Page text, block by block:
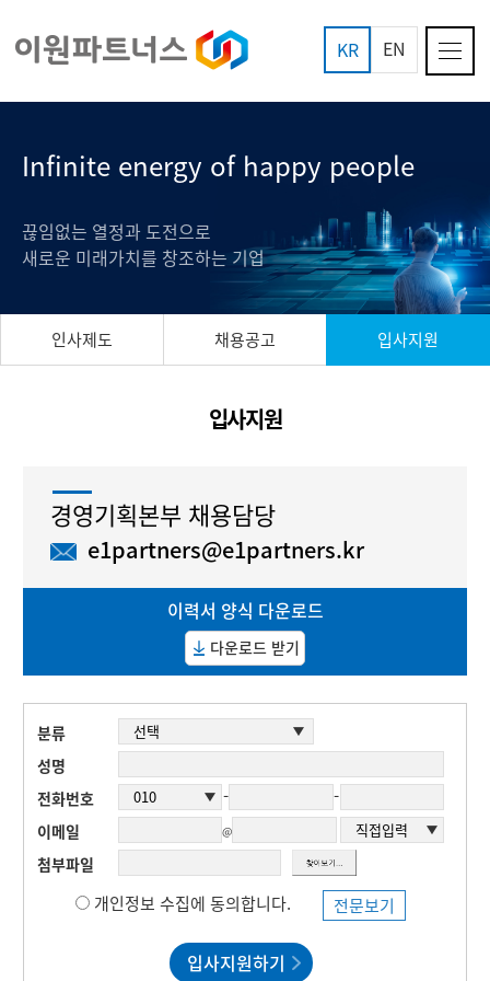
KR EN
Infinite energy of happy people
끊임없는 열정과 도전으로
새로운 미래가치를 창조하는 기업
인사제도 채용공고 입사지원
입사지원
경영기획본부 채용담당
e1partners@e1partners.kr
이력서 양식 다운로드
다운로드 받기
분류
성명
전화번호
- -
이메일 @
첨부파일
개인정보 수집에 동의합니다. 전문보기